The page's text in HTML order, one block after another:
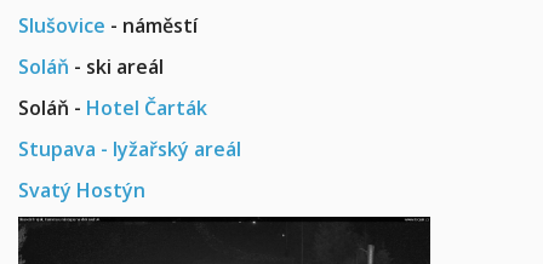
Slušovice - náměstí
Soláň - ski areál
Soláň - Hotel Čarták
Stupava - lyžařský areál
Svatý Hostýn